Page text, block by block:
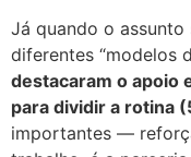
Já quando o
diferentes “modelos
destacaram o apoio
para dividir a rotina
importantes —